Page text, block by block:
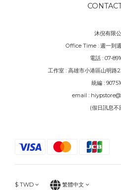
沐倪有限
Office Time : 週一到
電話 : 07-
工作室 : 高雄市小港區山明路
統編 :
email :
(假日訊息不
$ TWD 繁體中文